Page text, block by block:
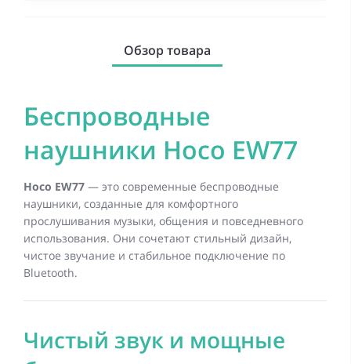
Обзор товара
Беспроводные
наушники Hoco EW77
Hoco EW77 — это современные беспроводные
наушники, созданные для комфортного
прослушивания музыки, общения и повседневного
использования. Они сочетают стильный дизайн,
чистое звучание и стабильное подключение по
Bluetooth.
Чистый звук и мощные